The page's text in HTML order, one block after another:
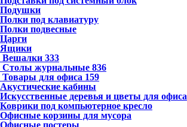
Подушки
Полки под клавиатуру
Полки подвесные
Царги
Ящики
Вешалки 333
Столы журнальные 836
Товары для офиса 159
Акустические кабины
Искусственные деревья и цветы для офиса
Коврики под компьютерное кресло
Офисные корзины для мусора
Офисные постеры